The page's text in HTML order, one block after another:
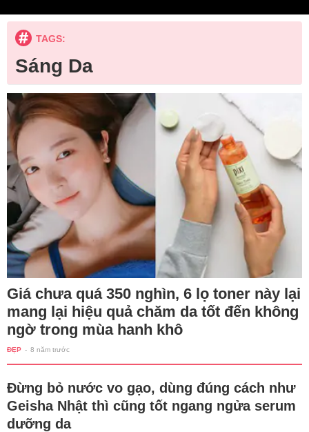
TAGS:
Sáng Da
Giá chưa quá 350 nghìn, 6 lọ toner này lại
mang lại hiệu quả chăm da tốt đến không
ngờ trong mùa hanh khô
ĐẸP - 8 năm trước
Đừng bỏ nước vo gạo, dùng đúng cách như
Geisha Nhật thì cũng tốt ngang ngửa serum
dưỡng da